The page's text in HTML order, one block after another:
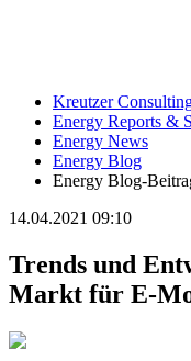
Kreutzer
Energy Reports &
Energy News
Energy Blog
Energy Blog-
14.04.2021 09:10
Trends und
Markt für E-